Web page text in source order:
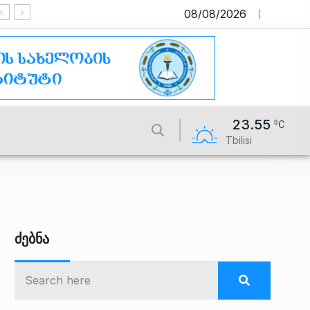
საიტი მუშაობს სატესტო რეჟიმში
08/08/2026
23.55
Tbilisi
Ძებნა